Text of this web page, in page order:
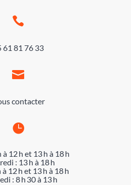

61 81 76 33

contacter

à 12 h et 13 h à 18 h
: 13 h à 18 h
à 12 h et 13 h à 18 h
: 8 h 30 à 13 h